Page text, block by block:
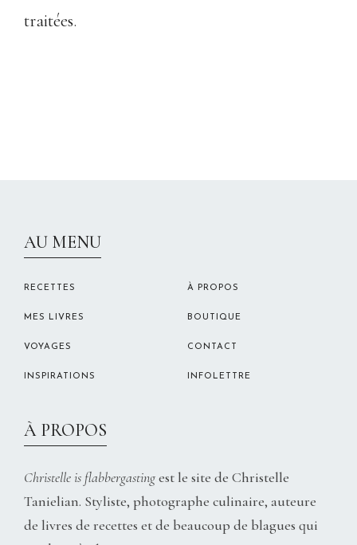
traitées.
AU MENU
RECETTES
MES LIVRES
VOYAGES
INSPIRATIONS
À PROPOS
BOUTIQUE
CONTACT
INFOLETTRE
À PROPOS
Christelle is flabbergastingest le site de Christelle
Tanielian. Styliste, photographe culinaire, auteure
de livres de recettes et de beaucoup de blagues qui